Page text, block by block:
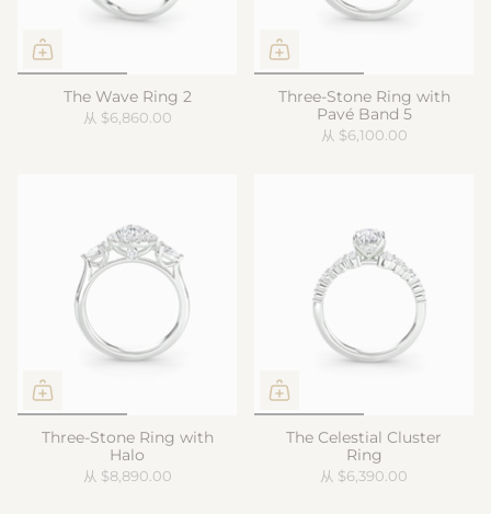
The Wave Ring 2
从 $6,860.00
Three-Stone Ring with
Pavé Band 5
从 $6,100.00
Three-Stone Ring with
Halo
从 $8,890.00
The Celestial Cluster
Ring
从 $6,390.00